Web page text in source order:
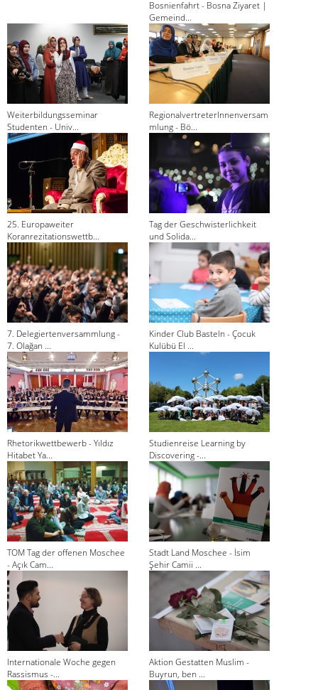
Bosnienfahrt - Bosna Ziyaret |
Gemeind...
Weiterbildungsseminar
Studenten - Univ...
RegionalvertreterInnenversam
mlung - Bö...
25. Europaweiter
Koranrezitationswettb...
Tag der Geschwisterlichkeit
und Solida...
7. Delegiertenversammlung -
7. Olağan ...
Kinder Club Basteln - Çocuk
Kulübü El ...
Rhetorikwettbewerb - Yıldız
Hitabet Ya...
Studienreise Learning by
Discovering -...
TOM Tag der offenen Moschee
- Açık Cam...
Stadt Land Moschee - İsim
Şehir Camii ...
Internationale Woche gegen
Rassismus -...
Aktion Gestatten Muslim -
Buyrun, ben ...